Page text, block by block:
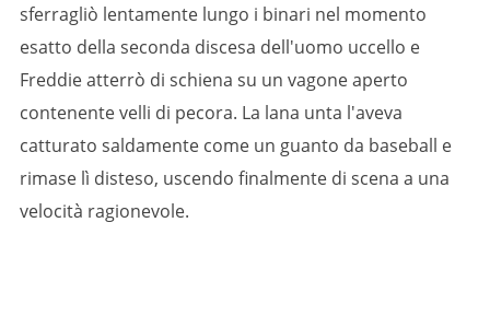
sferragliò lentamente lungo i binari nel momento
esatto della seconda discesa dell'uomo uccello e
Freddie atterrò di schiena su un vagone aperto
contenente velli di pecora. La lana unta l'aveva
catturato saldamente come un guanto da baseball e
rimase lì disteso, uscendo finalmente di scena a una
velocità ragionevole.